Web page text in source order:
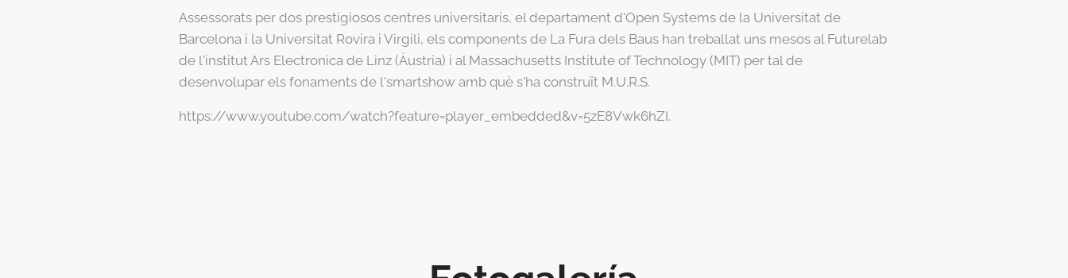
Assessorats per dos prestigiosos centres universitaris, el departament d'Open Systems de la Universitat de
Barcelona i la Universitat Rovira i Virgili, els components de La Fura dels Baus han treballat uns mesos al Futurelab
de l'institut Ars Electronica de Linz (Àustria) i al Massachusetts Institute of Technology (MIT) per tal de
desenvolupar els fonaments de l'smartshow amb què s'ha construït M.U.R.S.
https://www.youtube.com/watch?feature=player_embedded&v=5zE8Vwk6hZI.